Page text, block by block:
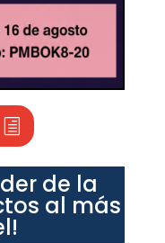
de la
al más